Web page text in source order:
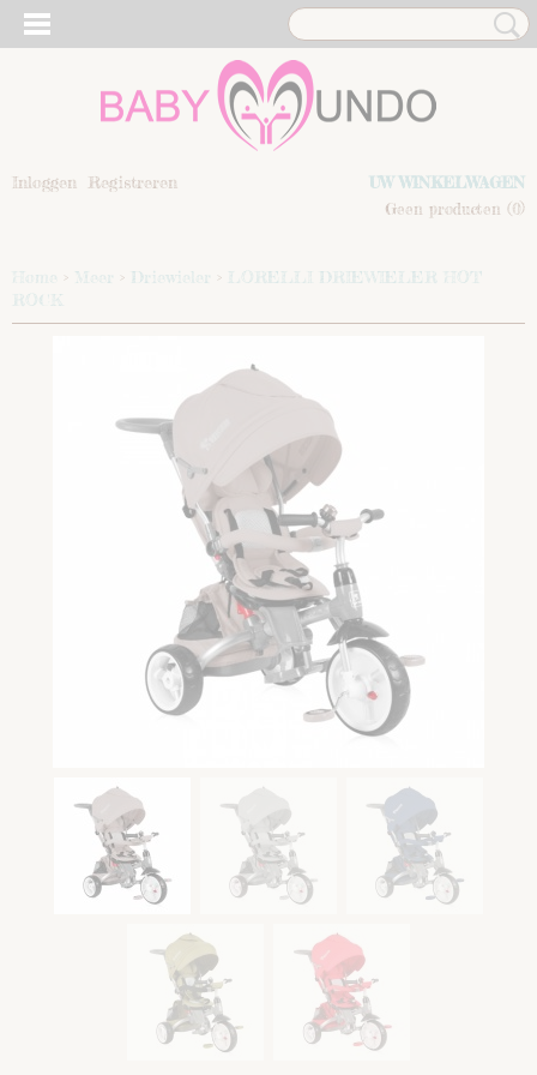
Inloggen Registreren
UW WINKELWAGEN
Geen producten (0)
Home > Meer > Driewieler > LORELLI DRIEWIELER HOT
ROCK